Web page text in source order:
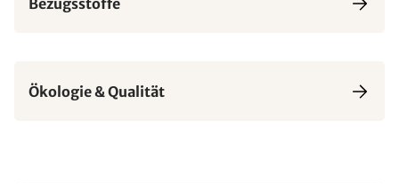
Ökologie & Qualität